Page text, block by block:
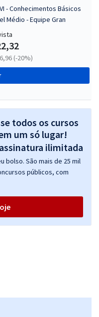
- Conhecimentos Básicos
Médio - Equipe Gran
(-20%)
todos os cursos
um só lugar!
bolso. São mais de 25 mil
públicos, com